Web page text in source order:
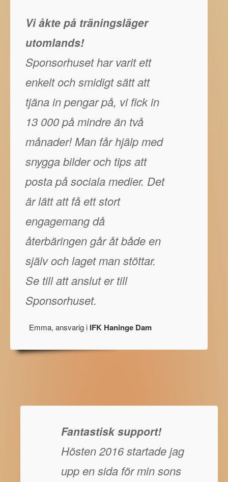
Vi åkte på träningsläger
utomlands!
Sponsorhuset har varit ett
enkelt och smidigt sätt att
tjäna in pengar på, vi fick in
13 000 på mindre än två
månader! Man får hjälp med
snygga bilder och tips att
posta på sociala medier. Det
är lätt att få ett stort
engagemang då
återbäringen går åt både en
själv och laget man stöttar.
Se till att anslut er till
Sponsorhuset.
Emma, ansvarig i IFK Haninge Dam
Fantastisk support!
Hösten 2016 startade jag
upp en sida för min sons